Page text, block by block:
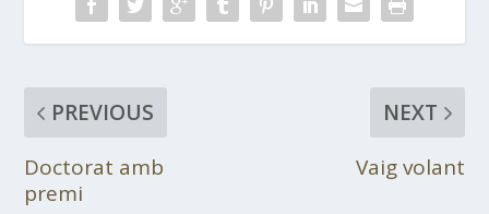
PREVIOUS
Doctorat amb
premi
NEXT
Vaig volant